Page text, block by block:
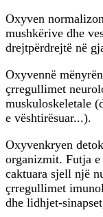
Oxyven
mushkërive dhe
drejtpërdrejtë në
Oxyvennë
çrregullimet
muskuloskeletale
e vështirësuar...).
Oxyvenkryen
organizmit. Futja e
caktuara sjell një
çrregullimet
dhe lidhjet-